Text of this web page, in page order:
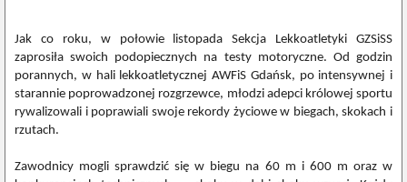
Jak co roku, w połowie listopada Sekcja Lekkoatletyki GZSiSS
zaprosiła swoich podopiecznych na testy motoryczne. Od godzin
porannych, w hali lekkoatletycznej AWFiS Gdańsk, po intensywnej i
starannie poprowadzonej rozgrzewce, młodzi adepci królowej sportu
rywalizowali i poprawiali swoje rekordy życiowe w biegach, skokach i
rzutach.
Zawodnicy mogli sprawdzić się w biegu na 60 m i 600 m oraz w